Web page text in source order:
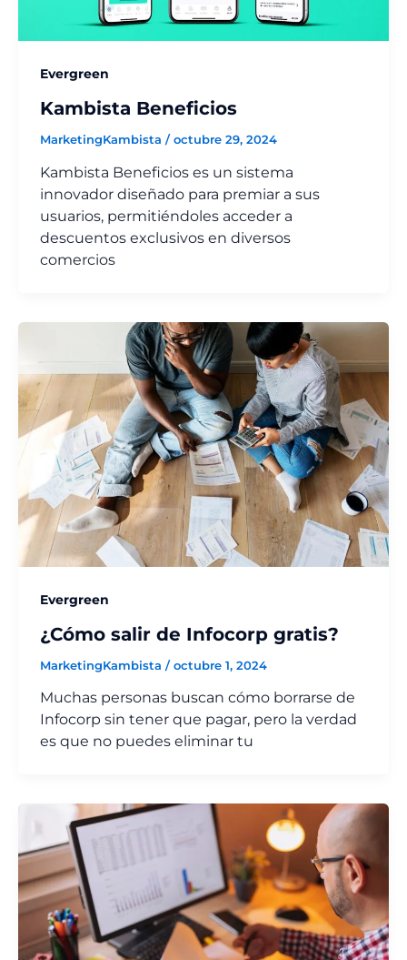
Evergreen
Kambista Beneficios
MarketingKambista /octubre 29, 2024
Kambista Beneficios es un sistema
innovador diseñado para premiar a sus
usuarios, permitiéndoles acceder a
descuentos exclusivos en diversos
comercios
Evergreen
¿Cómo salir de Infocorp gratis?
MarketingKambista /octubre 1, 2024
Muchas personas buscan cómo borrarse de
Infocorp sin tener que pagar, pero la verdad
es que no puedes eliminar tu